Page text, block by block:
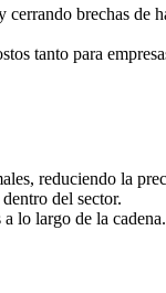
brechas de
tanto para
reduciendo la
del sector.
lo largo de la cadena.